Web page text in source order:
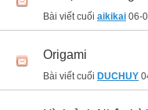
Bài viết cuối aikikai 06-
Origami
Bài viết cuối DUCHUY